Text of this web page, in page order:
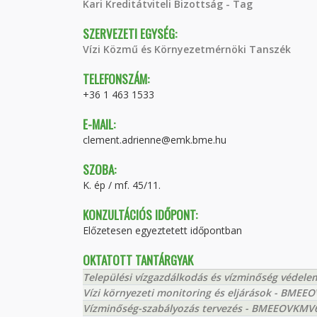
Kari Kreditátviteli Bizottság - Tag
SZERVEZETI EGYSÉG:
Vízi Közmű és Környezetmérnöki Tanszék
TELEFONSZÁM:
+36 1 463 1533
E-MAIL:
clement.adrienne@emk.bme.hu
SZOBA:
K. ép / mf. 45/11.
KONZULTÁCIÓS IDŐPONT:
Előzetesen egyeztetett időpontban
OKTATOTT TANTÁRGYAK
Települési vízgazdálkodás és vízminőség
Vízi környezeti monitoring és eljárások -
Vízminőség-szabályozás tervezés -